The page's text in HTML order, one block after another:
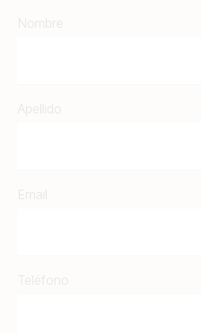
Nombre
Apellido
Email
Teléfono